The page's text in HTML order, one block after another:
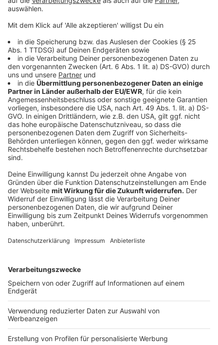
Anzeige
Gemeinsam ist Sicherheit unschlagbar: Gute
Absprachen mit den Nachbarn, z. B. Kontrollgänge,
Briefkastenleeren und aufmerksames
Beobachten, erhöhen den Schutz enorm.
Digitale Nachbarschaftsgruppen über WhatsApp
oder andere Plattformen helfen, Informationen
schnell auszutauschen.
Gemeinsame Aktionen und gegenseitige
Unterstützung stärken das Vertrauensverhältnis
und machen jeden Einbruch schwieriger.
Anzeige
Professionelle Lösungen und Beratung
Anzeige
individuelle Risiken zu erkennen und macht das
Zuhause noch sicherer.
Das Programm „Zuhause sicher“ der Polizei zeigt,
wie zertifizierte Sicherheitstechnik und Smart-
Home-Lösungen Einbrecher abschrecken können.
Moderne Systeme wie digitale Schließtechnik
ergänzen klassische Lösungen optimal und geben